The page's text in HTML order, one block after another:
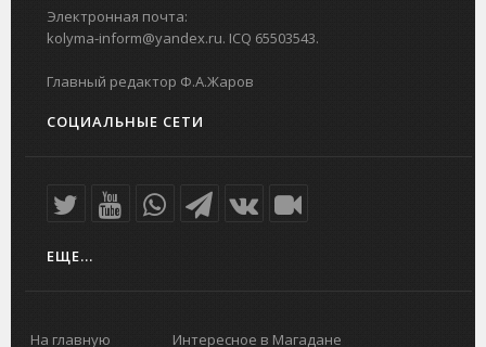
Электронная почта:
kolyma-inform@yandex.ru. ICQ 65503543.
Главный редактор Ф.А.Жаров
СОЦИАЛЬНЫЕ СЕТИ
ЕЩЕ...
На главную Интересное в Магадане